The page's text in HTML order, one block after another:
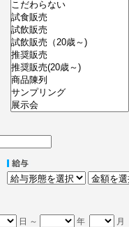
日 ～ 年 月